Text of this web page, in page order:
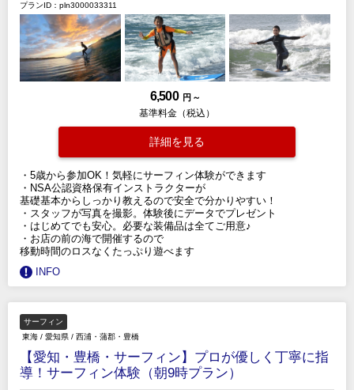
プランID：pln3000033311
6,500 円 ～
基準料金（税込）
詳細を見る
・5歳から参加OK！気軽にサーフィン体験ができます
・NSA公認資格保有インストラクターが
基礎基本からしっかり教えるので安全で分かりやすい！
・スタッフが写真を撮影。体験後にデータでプレゼント
・はじめてでも安心。必要な装備品は全てご用意♪
・お店の前の海で開催するので
移動時間のロスなくたっぷり遊べます
INFO
サーフィン
東海 / 愛知県 / 西浦・蒲郡・豊橋
【愛知・豊橋・サーフィン】プロが優しく丁寧に指
導！サーフィン体験（朝9時プラン）